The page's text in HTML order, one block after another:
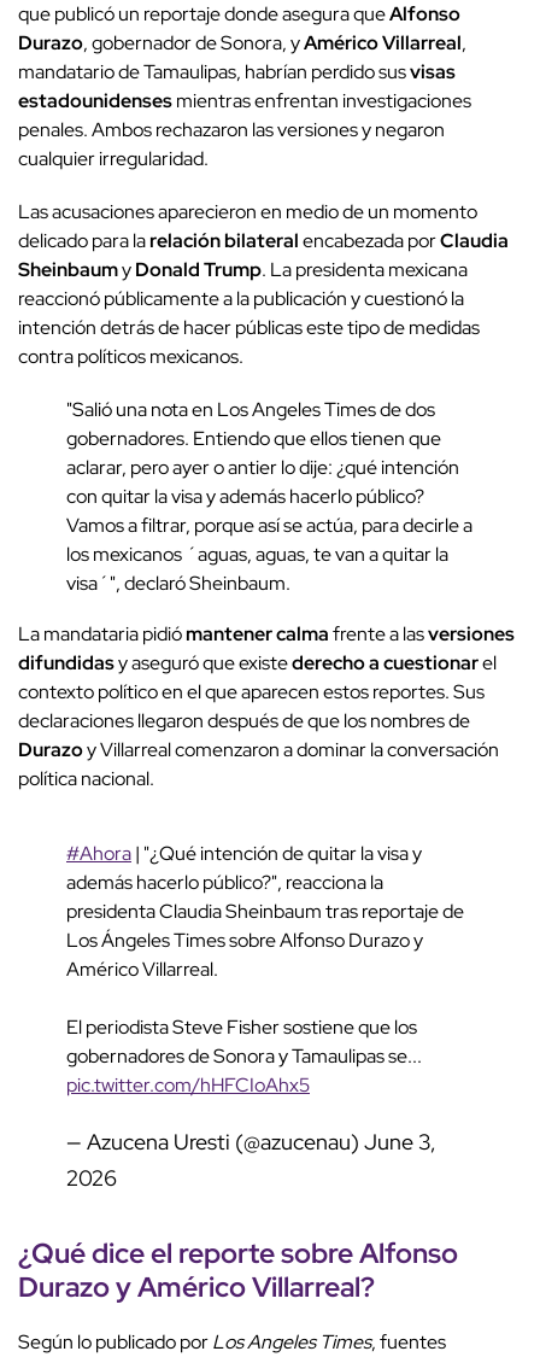
que publicó un reportaje donde asegura queAlfonso
Durazo, gobernador de Sonora, yAmérico Villarreal,
mandatario de Tamaulipas, habrían perdido susvisas
estadounidensesmientras enfrentan investigaciones
penales. Ambos rechazaron las versiones y negaron
cualquier irregularidad.
Las acusaciones aparecieron en medio de un momento
delicado para larelación bilateralencabezada porClaudia
SheinbaumyDonald Trump. La presidenta mexicana
reaccionó públicamente a la publicación y cuestionó la
intención detrás de hacer públicas este tipo de medidas
contra políticos mexicanos.
"Salió una nota en Los Angeles Times de dos
gobernadores. Entiendo que ellos tienen que
aclarar, pero ayer o antier lo dije: ¿qué intención
con quitar la visa y además hacerlo público?
Vamos a filtrar, porque así se actúa, para decirle a
los mexicanos ´aguas, aguas, te van a quitar la
visa´", declaró Sheinbaum.
La mandataria pidiómantener calmafrente a lasversiones
difundidasy aseguró que existederecho a cuestionarel
contexto político en el que aparecen estos reportes. Sus
declaraciones llegaron después de que los nombres de
Durazoy Villarreal comenzaron a dominar la conversación
política nacional.
#Ahora| "¿Qué intención de quitar la visa y
además hacerlo público?", reacciona la
presidenta Claudia Sheinbaum tras reportaje de
Los Ángeles Times sobre Alfonso Durazo y
Américo Villarreal.
El periodista Steve Fisher sostiene que los
gobernadores de Sonora y Tamaulipas se...
pic.twitter.com/hHFCIoAhx5
— Azucena Uresti (@azucenau) June 3,
2026
¿Qué dice el reporte sobreAlfonso
DurazoyAmérico Villarreal?
Según lo publicado porLos Angeles Times, fuentes